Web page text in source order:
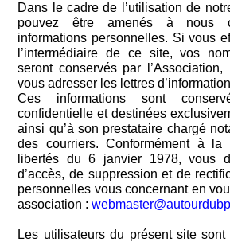
Dans le cadre de l’utilisation de
pouvez être amenés à nous
informations personnelles. Si vous
l’intermédiaire de ce site, vos
seront conservés par
vous adresser les lettres
Ces informations sont
confidentielle et destinées
ainsi qu’à son prestataire chargé
des courriers. Conformément à la
libertés du 6 janvier 1978, vous
d’accès, de suppression et de
personnelles vous concernant en
association :
Les utilisateurs du présent site